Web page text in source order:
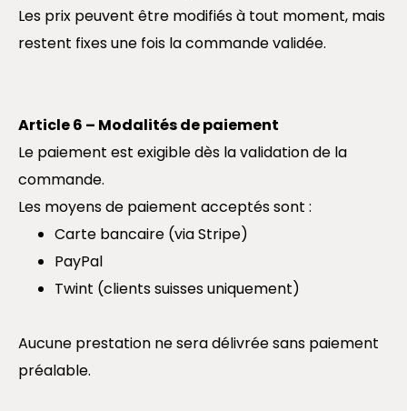
Les prix peuvent être modifiés à tout moment, mais
restent fixes une fois la commande validée.
Article 6 – Modalités de paiement
Le paiement est exigible dès la validation de la
commande.
Les moyens de paiement acceptés sont :
Carte bancaire (via Stripe)
PayPal
Twint (clients suisses uniquement)
Aucune prestation ne sera délivrée sans paiement
préalable.